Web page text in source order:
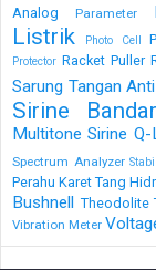
Analog
Parameter
Listrik
Photo Cell
Protector Racket Puller
Sarung Tangan
Sirine
Multitone Sirine
Spectrum Analyzer
Perahu Karet Tang
Bushnell Theodolite
Vibration Meter